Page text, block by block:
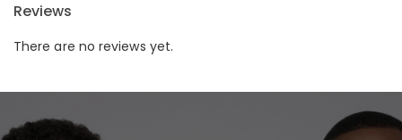
Reviews
There are no reviews yet.